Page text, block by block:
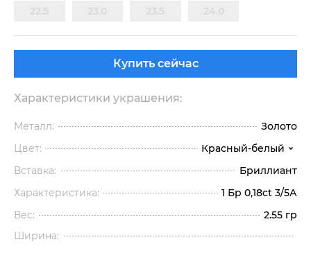
Купить сейчас
Характеристики украшения:
Металл:
Золото
Цвет:
Красный-белый
Вставка:
Бриллиант
Характеристика:
1 Бр 0,18ct 3/5А
Вес:
2.55 гр
Ширина: